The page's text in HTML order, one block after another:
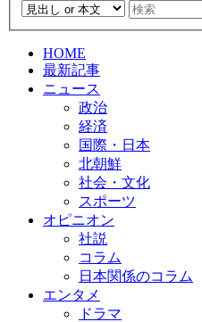
HOME
最新記事
ニュース
政治
経済
国際・日本
北朝鮮
社会・文化
スポーツ
オピニオン
社説
コラム
日本関係のコラム
エンタメ
ドラマ